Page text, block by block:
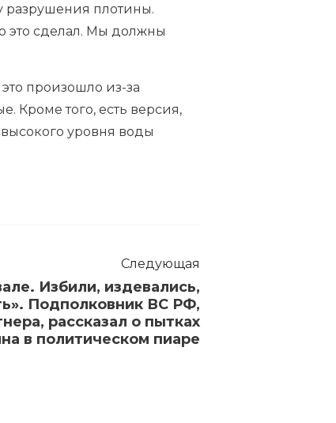
разрушения плотины.
это сделал. Мы должны
произошло из-за
Кроме того, есть версия,
уровня воды
Следующая
Избили, издевались,
Подполковник ВС РФ,
рассказал о пытках
в политическом пиаре